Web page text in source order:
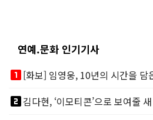
연예.문화 인기기사
looks_one[화보] 임영웅, 10년의 시간을 담
looks_two김다현, ‘이모티콘’으로 보여줄